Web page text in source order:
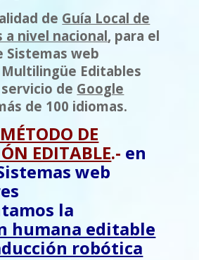
de Guía Local de
a nivel nacional, para el
Sistemas web
Editables
de Google
de 100 idiomas.
DE
EDITABLE.- en
web
la
humana editable
robótica